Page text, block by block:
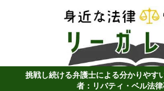
挑戦し続ける弁護士による分かりやす
者：リバティ・ベル法律